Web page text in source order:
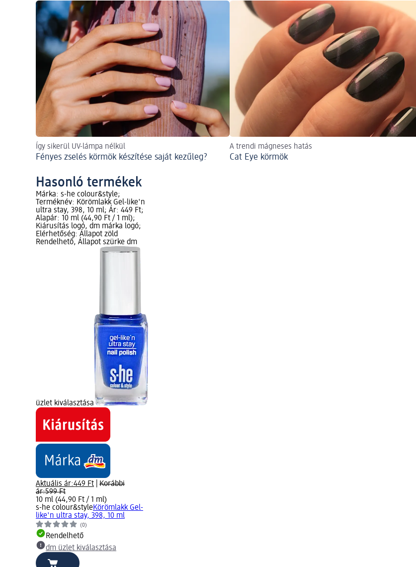
Így sikerül UV-lámpa nélkül
Fényes zselés körmök készítése saját kezűleg?
A trendi mágneses hatás
Cat Eye körmök
Hasonló termékek
Márka: s-he colour&style;
Terméknév: Körömlakk Gel-like'n
ultra stay, 398, 10 ml; Ár: 449 Ft;
Alapár: 10 ml (44,90 Ft / 1 ml);
Kiárusítás logó, dm márka logó;
Elérhetőség: Állapot zöld
Rendelhető, Állapot szürke dm
üzlet kiválasztása
Aktuális ár:449 Ft
Korábbi
ár:599 Ft
10 ml (44,90 Ft / 1 ml)
s-he colour&styleKörömlakk Gel-
like'n ultra stay, 398, 10 ml
(0)
Rendelhető
dm üzlet kiválasztása